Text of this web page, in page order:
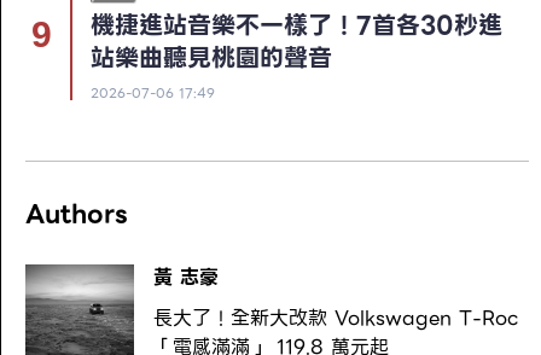
機捷進站音樂不一樣了！7首各30秒進
站樂曲聽見桃園的聲音
2026-07-06 17:49
Authors
黃 志豪
長大了！全新大改款 Volkswagen T-Roc
「電感滿滿」 119.8 萬元起